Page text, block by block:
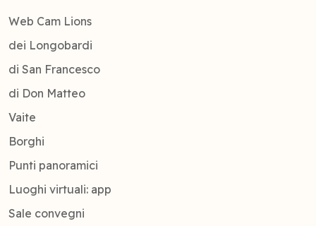
Web Cam Lions
dei Longobardi
di San Francesco
di Don Matteo
Vaite
Borghi
Punti panoramici
Luoghi virtuali: app
Sale convegni